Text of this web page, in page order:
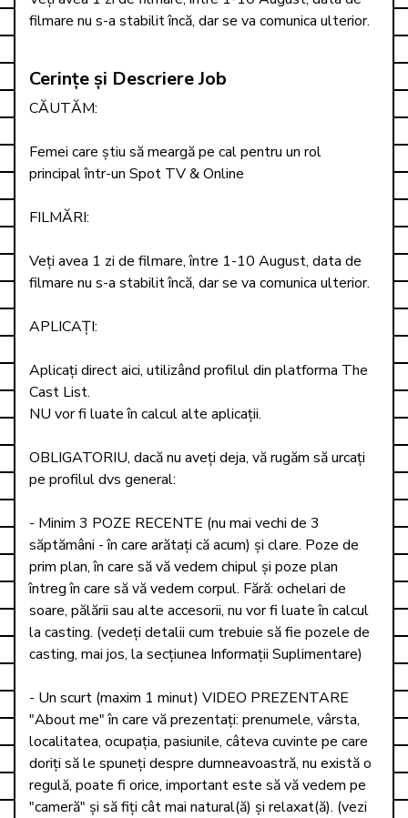
filmare nu s-a stabilit încă, dar se va comunica ulterior.
Cerințe și Descriere Job
CĂUTĂM:
Femei care știu să meargă pe cal pentru un rol
principal într-un Spot TV & Online
FILMĂRI:
Veți avea 1 zi de filmare, între 1-10 August, data de
filmare nu s-a stabilit încă, dar se va comunica ulterior.
APLICAȚI:
Aplicați direct aici, utilizând profilul din platforma The
Cast List.
NU vor fi luate în calcul alte aplicații.
OBLIGATORIU, dacă nu aveți deja, vă rugăm să urcați
pe profilul dvs general:
- Minim 3 POZE RECENTE (nu mai vechi de 3
săptămâni - în care arătați că acum) și clare. Poze de
prim plan, în care să vă vedem chipul și poze plan
întreg în care să vă vedem corpul. Fără: ochelari de
soare, pălării sau alte accesorii, nu vor fi luate în calcul
la casting. (vedeți detalii cum trebuie să fie pozele de
casting, mai jos, la secțiunea Informații Suplimentare)
- Un scurt (maxim 1 minut) VIDEO PREZENTARE
"About me" în care vă prezentați: prenumele, vârsta,
localitatea, ocupația, pasiunile, câteva cuvinte pe care
doriți să le spuneți despre dumneavoastră, nu există o
regulă, poate fi orice, important este să vă vedem pe
"cameră" și să fiți cât mai natural(ă) și relaxat(ă). (vezi